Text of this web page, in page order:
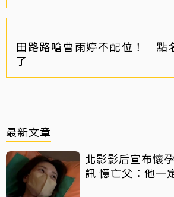
田路路嗆曹雨婷不配位！ 點
了
最新文章
北影影后宣布懷
訊 憶亡父：他一